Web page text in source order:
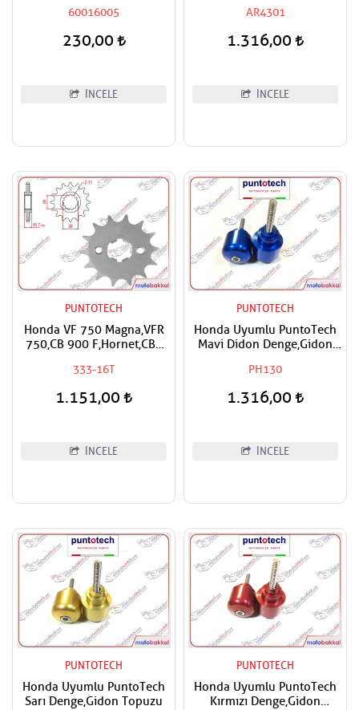
Sağ - Arka Teker Sol
60016005
230,00
İNCELE
Keçesi
AR4301
1.316,00
İNCELE
PUNTOTECH
Honda VF 750 Magna,VFR
750,CB 900 F,Hornet,CBR
1000,CBR
1000,Fire Storm Uyumlu
333-16T
1.151,00
İNCELE
PUNTOTECH
Honda Uyumlu PuntoTech
Mavi Didon Denge,Gidon
PH130
1.316,00
İNCELE
PUNTOTECH
Honda Uyumlu PuntoTech
Sarı Denge,Gidon Topuzu
PUNTOTECH
Honda Uyumlu PuntoTech
Kırmızı Denge,Gidon